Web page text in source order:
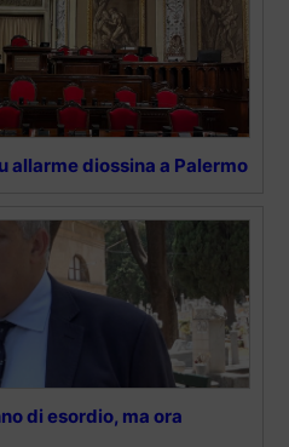
allarme diossina a Palermo
di esordio, ma ora